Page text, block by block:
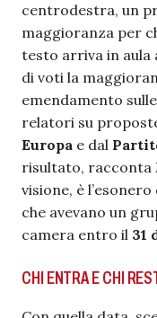
centrodestra, un
maggioranza per
testo arriva in aula
di voti la
emendamento
relatori su
Europa e dal
risultato, racconta
visione, è
che avevano un
camera entro il 31
CHI ENTRA E CHI